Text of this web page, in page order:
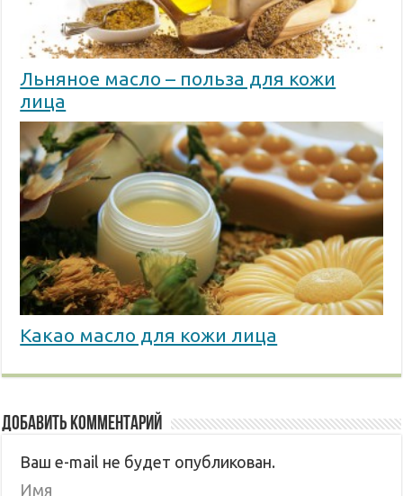
Льняное масло – польза для кожи
лица
Какао масло для кожи лица
Добавить комментарий
Ваш e-mail не будет опубликован.
Имя